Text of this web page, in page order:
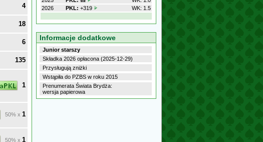
4
18
6
135
1
50% x 1
50% x 1
2026
PKL: +319 WK: 1.5
Informacje dodatkowe
Junior starszy
Składka 2026 opłacona (2025-12-29)
Przysługują zniżki
Wstąpiła do PZBS w roku 2015
Prenumerata Świata Brydża:
wersja papierowa